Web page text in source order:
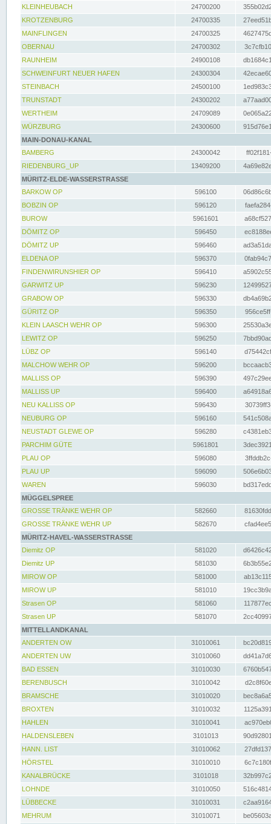
KLEINHEUBACH 24700200
KROTZENBURG
24700335
MAINFLINGEN
24700325
OBERNAU
24700302
RAUNHEIM
24900108
SCHWEINFURT NEUER HAFEN
24300304
STEINBACH
24500100
TRUNSTADT
24300202
WERTHEIM
24709089
WÜRZBURG
24300600
MAIN-DONAU-KANAL
BAMBERG
24300042
RIEDENBURG_UP
13409200
MÜRITZ-ELDE-WASSERSTRASSE
BARKOW OP
596100
BOBZIN OP
596120
BUROW
5961601
DÖMITZ OP
596450
DÖMITZ UP
596460
ELDENA OP
596370
FINDENWIRUNSHIER OP
596410
GARWITZ UP
596230
GRABOW OP
596330
GÜRITZ OP
596350
KLEIN LAASCH WEHR OP
596300
LEWITZ OP
596250
LÜBZ OP
596140
MALCHOW WEHR OP
596200
MALLISS OP
596390
MALLISS UP
596400
NEU KALLISS OP
596430
NEUBURG OP
596160
NEUSTADT GLEWE OP
596280
PARCHIM GÜTE
5961801
PLAU OP
596080
PLAU UP
596090
WAREN
596030
MÜGGELSPREE
GROSSE TRÄNKE WEHR OP
582660
GROSSE TRÄNKE WEHR UP
582670
MÜRITZ-HAVEL-WASSERSTRASSE
Diemitz OP
581020
Diemitz UP
581030
MIROW OP
581000
MIROW UP
581010
Strasen OP
581060
Strasen UP
581070
MITTELLANDKANAL
ANDERTEN OW
31010061
ANDERTEN UW
31010060
BAD ESSEN
31010030
BERENBUSCH
31010042
BRAMSCHE
31010020
BROXTEN
31010032
HAHLEN
31010041
HALDENSLEBEN
3101013
HANN. LIST
31010062
HÖRSTEL
31010010
KANALBRÜCKE
3101018
LOHNDE
31010050
LÜBBECKE
31010031
MEHRUM
31010071